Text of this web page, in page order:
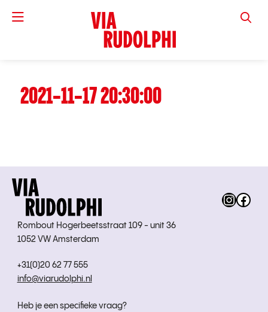
VIA
2021-11-17 20:30:00
Rombout Hogerbeetsstraat 109 - unit 36
1052 VW Amsterdam
+31(0)20 62 77 555
info@viarudolphi.nl
Heb je een specifieke vraag?